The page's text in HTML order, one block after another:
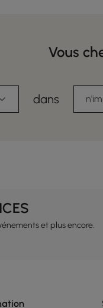
Vous
dans
et plus encore.